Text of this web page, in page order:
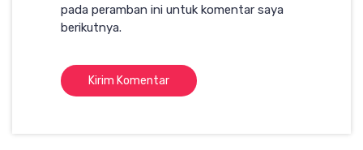
pada peramban ini untuk komentar saya
berikutnya.